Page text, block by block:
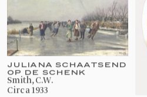
OP DE SCHENK
Smith, C.W.
Circa 1933